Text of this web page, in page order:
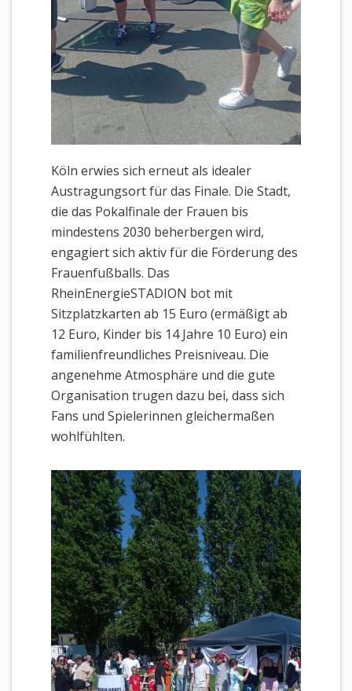
Köln erwies sich erneut als idealer
Austragungsort für das Finale. Die Stadt,
die das Pokalfinale der Frauen bis
mindestens 2030 beherbergen wird,
engagiert sich aktiv für die Förderung des
Frauenfußballs. Das
RheinEnergieSTADION bot mit
Sitzplatzkarten ab 15 Euro (ermäßigt ab
12 Euro, Kinder bis 14 Jahre 10 Euro) ein
familienfreundliches Preisniveau. Die
angenehme Atmosphäre und die gute
Organisation trugen dazu bei, dass sich
Fans und Spielerinnen gleichermaßen
wohlfühlten.